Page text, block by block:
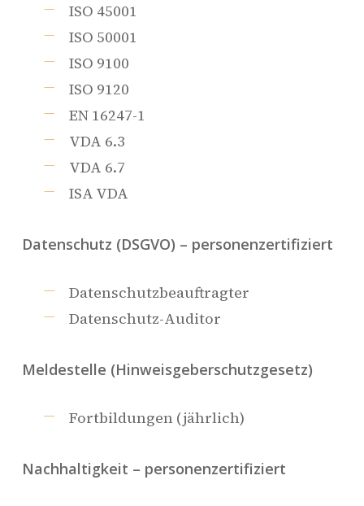
ISO 45001
ISO 50001
ISO 9100
ISO 9120
EN 16247-1
VDA 6.3
VDA 6.7
ISA VDA
Datenschutz (DSGVO) – personenzertifiziert
Datenschutzbeauftragter
Datenschutz-Auditor
Meldestelle (Hinweisgeberschutzgesetz)
Fortbildungen (jährlich)
Nachhaltigkeit – personenzertifiziert